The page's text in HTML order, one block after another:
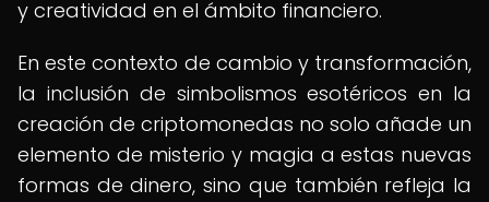
y creatividad en el ámbito financiero.
En este contexto de cambio y transformación,
la inclusión de simbolismos esotéricos en la
creación de criptomonedas no solo añade un
elemento de misterio y magia a estas nuevas
formas de dinero, sino que también refleja la